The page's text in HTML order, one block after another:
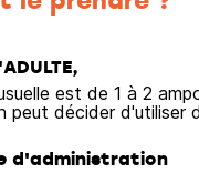
est de 1 à 2
peut décider d'utiliser
d'administration